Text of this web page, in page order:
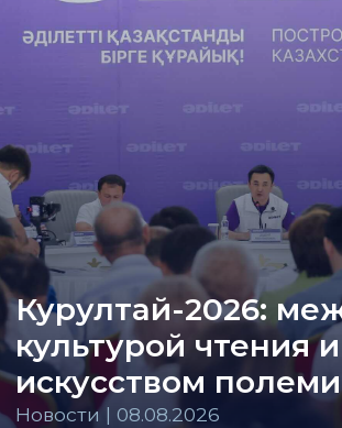
Курултай-2026:
культурой чтения и
искусством
Новости | 08.08.2026